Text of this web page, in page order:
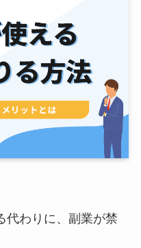
代わりに、副業が禁